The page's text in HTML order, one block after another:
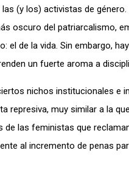
(y los) activistas de
oscuro del patriarcalismo,
el de la vida. Sin embargo,
un fuerte aroma a
nichos institucionales
represiva, muy similar a la
las feministas que
al incremento de penas